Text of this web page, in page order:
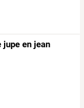
jupe en jean